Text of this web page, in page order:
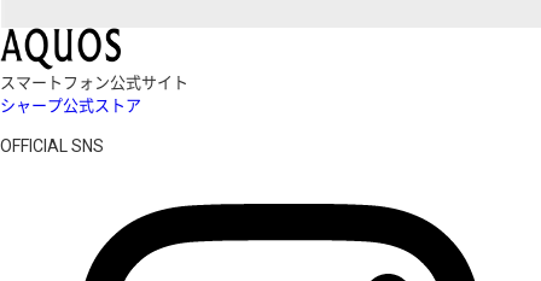
スマートフォン公式サイト
シャープ公式ストア
OFFICIAL SNS